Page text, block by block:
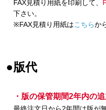
FAX見積り用紙を印刷して、
下さい。
※FAX見積り用紙はこちらか
●版代
・版の保管期間2年内の